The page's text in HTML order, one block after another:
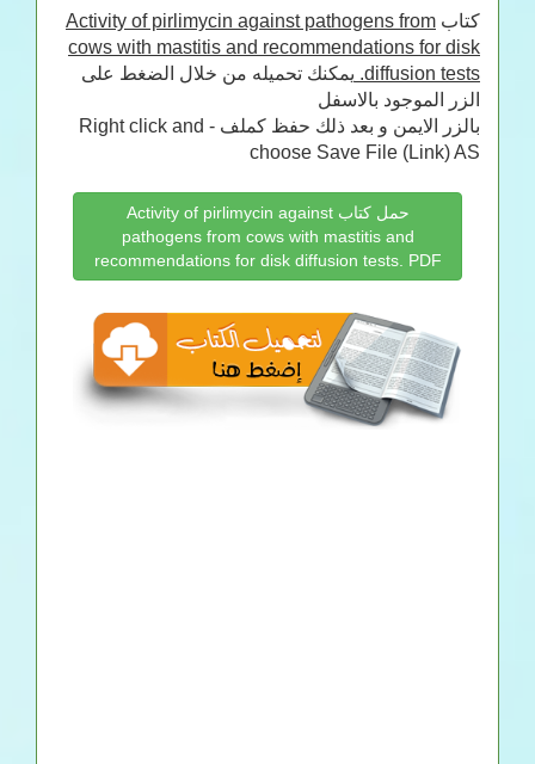
كتاب Activity of pirlimycin against pathogens from
cows with mastitis and recommendations for disk
diffusion tests. يمكنك تحميله من خلال الضغط على
الزر الموجود بالاسفل
بالزر الايمن و بعد ذلك حفظ كملف - Right click and
choose Save File (Link) AS
حمل كتاب Activity of pirlimycin against
pathogens from cows with mastitis and
recommendations for disk diffusion tests. PDF